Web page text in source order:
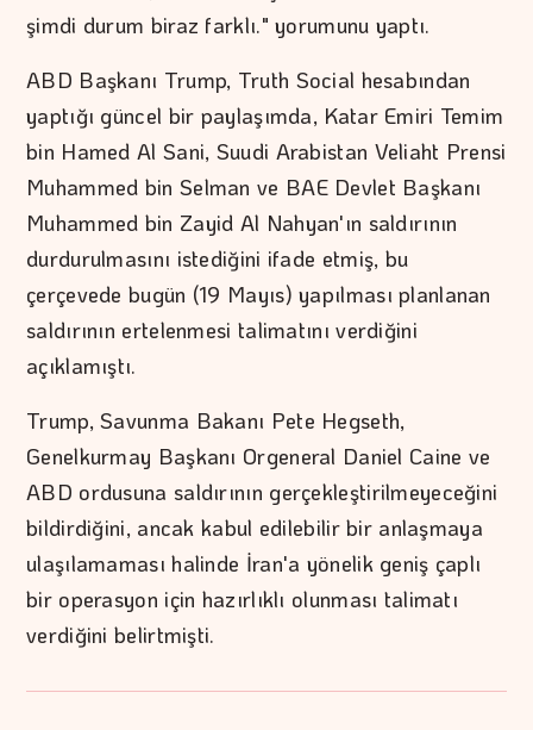
şimdi durum biraz farklı." yorumunu yaptı.
ABD Başkanı Trump, Truth Social hesabından
yaptığı güncel bir paylaşımda, Katar Emiri Temim
bin Hamed Al Sani, Suudi Arabistan Veliaht Prensi
Muhammed bin Selman ve BAE Devlet Başkanı
Muhammed bin Zayid Al Nahyan'ın saldırının
durdurulmasını istediğini ifade etmiş, bu
çerçevede bugün (19 Mayıs) yapılması planlanan
saldırının ertelenmesi talimatını verdiğini
açıklamıştı.
Trump, Savunma Bakanı Pete Hegseth,
Genelkurmay Başkanı Orgeneral Daniel Caine ve
ABD ordusuna saldırının gerçekleştirilmeyeceğini
bildirdiğini, ancak kabul edilebilir bir anlaşmaya
ulaşılamaması halinde İran'a yönelik geniş çaplı
bir operasyon için hazırlıklı olunması talimatı
verdiğini belirtmişti.